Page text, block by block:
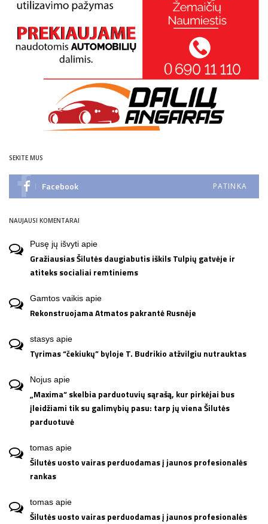
SEKITE MUS
Facebook PATINKA
NAUJAUSI KOMENTARAI
Pusę jų išvyti apie
Gražiausias Šilutės daugiabutis iškils Tulpių gatvėje ir
atiteks socialiai remtiniems
Gamtos vaikis apie
Rekonstruojama Atmatos pakrantė Rusnėje
stasys apie
Tyrimas “čekiukų” byloje T. Budrikio atžvilgiu nutrauktas
Nojus apie
„Maxima“ skelbia parduotuvių sąrašą, kur pirkėjai bus
įleidžiami tik su galimybių pasu: tarp jų viena Šilutės
parduotuvė
tomas apie
Šilutės uosto vairas perduodamas į jaunos profesionalės
rankas
tomas apie
Šilutės uosto vairas perduodamas į jaunos profesionalės